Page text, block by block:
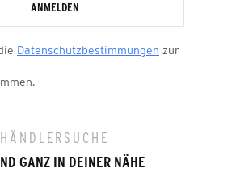
ANMELDEN
Datenschutzbestimmungen zur
HÄNDLERSUCHE
GANZ IN DEINER NÄHE